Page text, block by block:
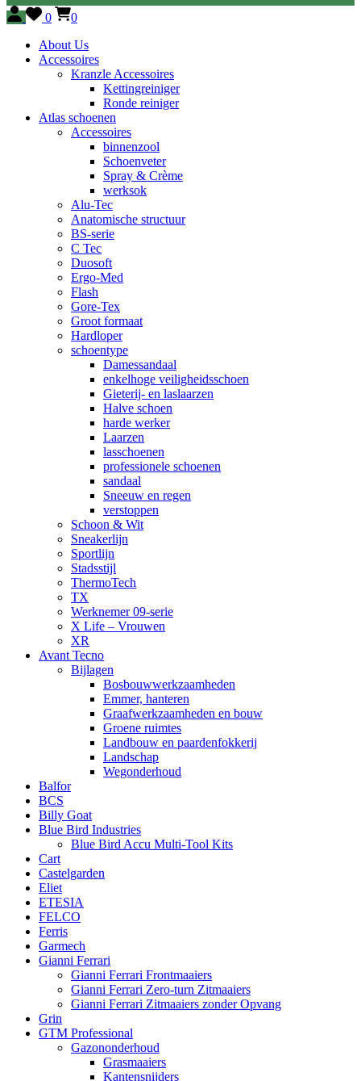
0
0
About Us
Accessoires
Kranzle Accessoires
Kettingreiniger
Ronde reiniger
Atlas schoenen
Accessoires
binnenzool
Schoenveter
Spray & Crème
werksok
Alu-Tec
Anatomische structuur
BS-serie
C Tec
Duosoft
Ergo-Med
Flash
Gore-Tex
Groot formaat
Hardloper
schoentype
Damessandaal
enkelhoge veiligheidsschoen
Gieterij- en laslaarzen
Halve schoen
harde werker
Laarzen
lasschoenen
professionele schoenen
sandaal
Sneeuw en regen
verstoppen
Schoon & Wit
Sneakerlijn
Sportlijn
Stadsstijl
ThermoTech
TX
Werknemer 09-serie
X Life – Vrouwen
XR
Avant Tecno
Bijlagen
Bosbouwwerkzaamheden
Emmer, hanteren
Graafwerkzaamheden en bouw
Groene ruimtes
Landbouw en paardenfokkerij
Landschap
Wegonderhoud
Balfor
BCS
Billy Goat
Blue Bird Industries
Blue Bird Accu Multi-Tool Kits
Cart
Castelgarden
Eliet
ETESIA
FELCO
Ferris
Garmech
Gianni Ferrari
Gianni Ferrari Frontmaaiers
Gianni Ferrari Zero-turn Zitmaaiers
Gianni Ferrari Zitmaaiers zonder Opvang
Grin
GTM Professional
Gazononderhoud
Grasmaaiers
Kantensnijders